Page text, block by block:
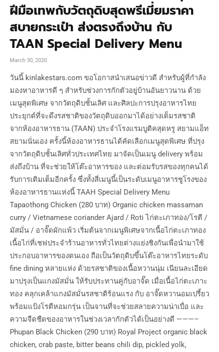
ฝีมือเทพกับวัตถุดิบสุดพรีเมี่ยมราคา
สบายกระเป๋า ส่งตรงถึงบ้าน กับ
TAAN Special Delivery Menu
March 30, 2020
วันนี้ kinlakestars.com ขอโอกาสนำเสนอข่าวดี สำหรับผู้ที่กำลัง
มองหาอาหารดี ๆ สำหรับช่วงการกักตัวอยู่บ้านอันยาวนาน ด้วย
เมนูสุดพิเศษ จากวัตถุดิบชั้นเลิศ และศิลปะการปรุงอาหารไทย
ประยุกต์ที่จะดึงรสชาติของวัตถุดิบออกมาได้อย่างเต็มรสชาติ
จากห้องอาหารธาน (TAAN) ประจำโรงแรมบูติคสุดหรู สยามแอ็ท
สยามนั่นเอง ครั้งนี้ห้องอาหารธานได้คัดเลือกเมนูสุดพิเศษ ที่ปรุง
จากวัตถุดิบชั้นเลิศทั่วประเทศไทย มาจัดเป็นเมนู delivery พร้อม
ส่งถึงบ้าน ที่จะช่วยให้โต๊ะอาหารของ และต่อมรับรสของทุกคนได้
รับการเติมเต็มอีกครั้ง ซึ่งทั้งสี่เมนูนี้เป็นระดับเมนูอาหารชูโรงของ
ห้องอาหารธานแห่งนี้ TAAH Special Delivery Menu
Tapaothong Chicken (280 บาท) Organic chicken massaman
curry / Vietnamese coriander Ajard / Roti ไก่ตะเภาทอง/โรตี /
มัสมั่น / อาจั๊ดผักแพ้ว เริ่มต้นจากเมนูพิเศษจากเนื้อไก่ตะเภาทอง
เนื้อไก่ที่เชฟประจำร้านอาหารทั่วไทยต่างแย่งชิงกันเพื่อนำมาใช้
ประกอบอาหารของตนเอง ถือเป็นวัตถุดิบขึ้นโต๊ะอาหารไทยระดับ
fine dining หลายแห่ง ด้วยรสชาติของเนื้อหวานนุ่ม เนียนละเอียด
มาปรุงเป็นแกงมัสมั่น ให้รับประทานคู่กับอาจั๊ด เมื่อเนื้อไก่ตะเภาะ
ทอง คลุกเคล้าแกงมัสมั่นรสชาติร้อนแรง กับ อาจั๊ดหวานอมเปรี้ยว
พร้อมแป้งโรตีหอมกรุ่น เป็นจานที่จะช่วยสลายความน่าเบื่อ และ
ความจืดชืดของอาหารในช่วงเวลากักตัวได้เป็นอย่างดี ———–
Phupan Black Chicken (290 บาท) Royal Project organic black
chicken, crab paste, bitter beans chili dip, pickled yolk,